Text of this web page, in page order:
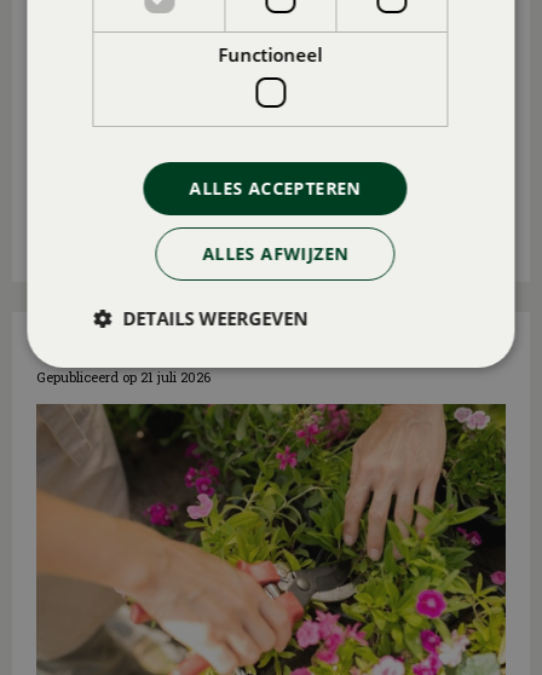
Wij geven je
15 leuke tips voor in de tuin en op het
Gepubliceerd op 21 juli 2026
Functioneel
ALLES ACCEPTEREN
ALLES AFWIJZEN
DETAILS WEERGEVEN